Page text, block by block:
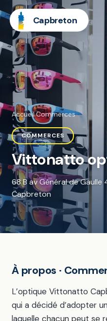
Capbreton
Accueil·Commerces
COMMERCES
Vittonatto
68 B av Général de
Capbreton
À propos ·
L’optique Vittonatto
qui a décidé d’adopter
laquelle chacun peut se